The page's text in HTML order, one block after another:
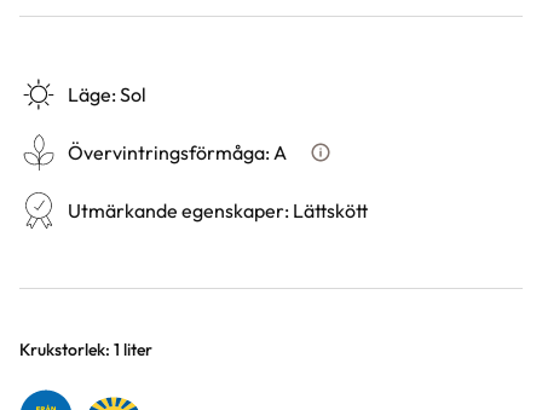
Läge:Sol
Övervintringsförmåga:A Vad betyder
Utmärkande egenskaper: Lättskött
Varianter
Krukstorlek: 1 liter